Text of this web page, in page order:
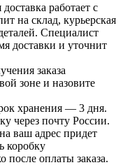
работает с
на склад, курьерская
Специалист
доставки и уточнит
заказа
зоне и назовите
хранения — 3 дня.
через почту России.
ваш адрес придет
коробку
после оплаты заказа.